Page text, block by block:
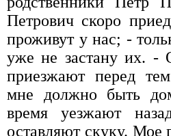
Петрович скоро
проживут у нас; -
уже не застану их. -
приезжают перед
мне должно быть
время уезжают
оставляют скуку. Мое